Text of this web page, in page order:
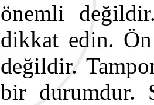
önemli
dikkat edin. Ön
değildir.
bir durumdur.